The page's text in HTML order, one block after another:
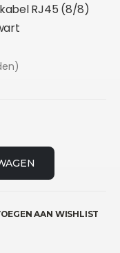
RJ45 (8/8)
AAN WISHLIST